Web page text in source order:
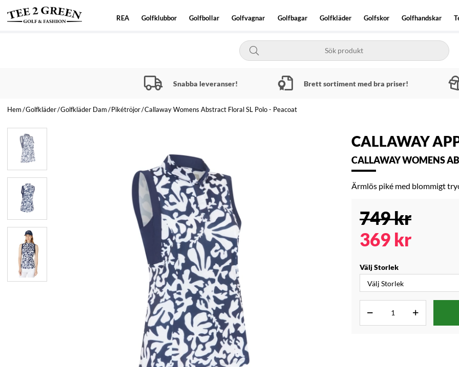
REA Golfklubbor Golfbollar Golfvagnar Golfbagar Golfkläder Golfskor Golfhandskar
Snabba leveranser! Brett sortiment med bra priser!
Hem Golfkläder Golfkläder Dam Pikétröjor Callaway Womens Abstract Floral SL Polo - Peacoat
CALLAWAY
CALLAWAY WOMENS
Ärmlös piké med blommigt
749kr
369 kr
Välj Storlek